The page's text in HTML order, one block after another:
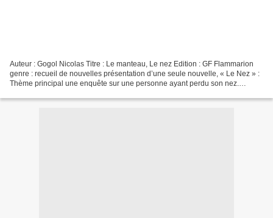
Auteur : Gogol Nicolas Titre : Le manteau, Le nez Edition : GF Flammarion
genre : recueil de nouvelles présentation d’une seule nouvelle, « Le Nez » :
Thème principal une enquête sur une personne ayant perdu son nez.